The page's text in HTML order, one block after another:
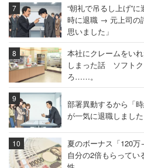
“朝礼で吊るし上げ”
時に退職 → 元上司の
思いました」
本社にクレームをい
しまった話 ソフトク
ろ……。
部署異動するから「
夏のボーナス「120
自分の2倍もらってい